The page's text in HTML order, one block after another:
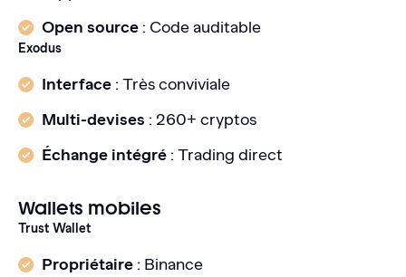
Open source : Code auditable
Exodus
Interface : Très conviviale
Multi-devises : 260+ cryptos
Échange intégré : Trading direct
Wallets mobiles
Trust Wallet
Propriétaire : Binance